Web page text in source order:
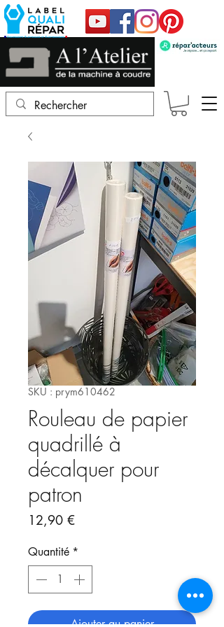
SKU : prym610462
Rouleau de papier
quadrillé à
décalquer pour
patron
12,90 €Prix
Quantité *
Ajouter au panier